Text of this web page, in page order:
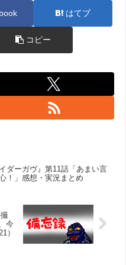
はてブ
コピー
イダーガヴ』第11話「あまい言
！」感想・実況まとめ
今
）